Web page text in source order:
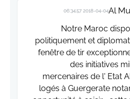
Al
2018-04-04 06:34:57
Notre Maroc
politiquement et
fenêtre de tir
des initiatives
mercenaires de l' Etat
logés à Guergerate